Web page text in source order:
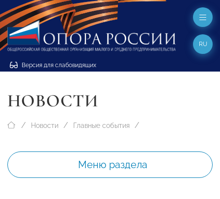
Версия для слабовидящих
RU
НОВОСТИ
Новости Главные события
Меню раздела